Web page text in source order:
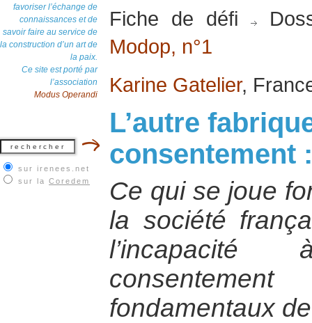
favoriser l’échange de
connaissances et de
savoir faire au service de
la construction d’un art de
la paix.
Ce site est porté par
l’association
Modus Operandi
sur irenees.net
sur la Coredem
Fiche de défi
Modop, n°1
Karine Gatelier,
L’autre
consentement
Ce qui se joue
la société
fondamentaux